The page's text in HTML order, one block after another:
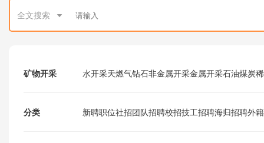
全文搜索
矿物开采 水开采天燃气钻石非金属开采金属开采石油煤炭
分类 新聘职位社招团队招聘校招技工招聘海归招聘外